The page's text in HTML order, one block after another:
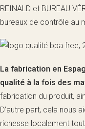
REINALD et BUREAU
bureaux de contrôle au
La fabrication en
qualité à la fois des
fabrication du produit,
D’autre part, cela nous
richesse localement